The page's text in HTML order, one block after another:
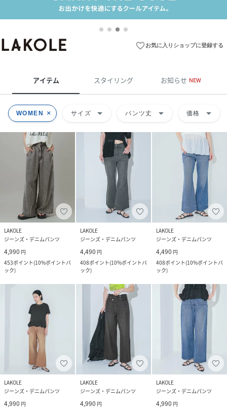
favorite_borderお気に入りショップに登録する
アイテム スタイリング お知らせ NEW
WOMEN サイズ arrow_drop_down パンツ丈 arrow_drop_down 価格 arrow_drop_down
LAKOLE
ジーンズ・デニムパンツ
4,990 円
453ポイント(10%ポイントバ
ック)
LAKOLE
ジーンズ・デニムパンツ
4,490 円
408ポイント(10%ポイントバ
ック)
LAKOLE
ジーンズ・デニムパンツ
4,490 円
408ポイント(10%ポイントバ
ック)
LAKOLE
ジーンズ・デニムパンツ
4,990 円
LAKOLE
ジーンズ・デニムパンツ
4,990 円
LAKOLE
ジーンズ・デニムパンツ
4,990 円